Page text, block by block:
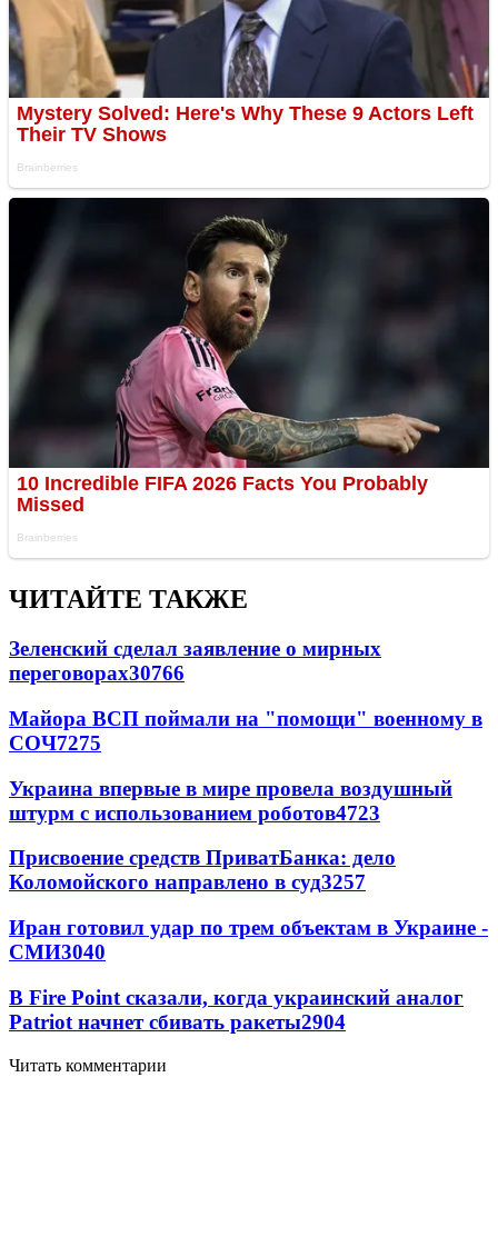
ЧИТАЙТЕ ТАКЖЕ
Зеленский сделал заявление о мирных
переговорах30766
Майора ВСП поймали на "помощи" военному в
СОЧ7275
Украина впервые в мире провела воздушный
штурм с использованием роботов4723
Присвоение средств ПриватБанка: дело
Коломойского направлено в суд3257
Иран готовил удар по трем объектам в Украине -
СМИ3040
В Fire Point сказали, когда украинский аналог
Patriot начнет сбивать ракеты2904
Читать комментарии